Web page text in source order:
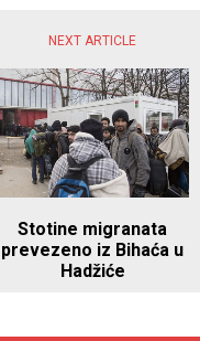
NEXT ARTICLE
Stotine migranata
prevezeno iz Bihaća u
Hadžiće